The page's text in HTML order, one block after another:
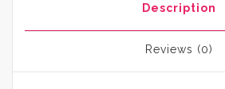
Description
Reviews (0)